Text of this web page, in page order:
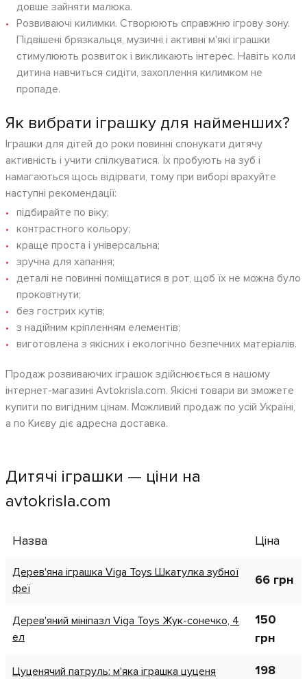
довше зайняти малюка.
Розвиваючі килимки. Створюють справжню ігрову зону.
Підвішені брязкальця, музичні і активні м'які іграшки
стимулюють розвиток і викликають інтерес. Навіть коли
дитина навчиться сидіти, захоплення килимком не
пропаде.
Як вибрати іграшку для найменших?
Іграшки для дітей до роки повинні спонукати дитячу
активність і учити спілкуватися. Їх пробують на зуб і
намагаються щось відірвати, тому при виборі врахуйте
наступні рекомендації:
підбирайте по віку;
контрастного кольору;
краще проста і універсальна;
зручна для хапання;
деталі не повинні поміщатися в рот, щоб їх не можна було
проковтнути;
без гострих кутів;
з надійним кріпленням елементів;
виготовлена з якісних і екологічно безпечних матеріалів.
Продаж розвиваючих іграшок здійснюється в нашому
інтернет-магазині Avtokrisla.com. Якісні товари ви зможете
купити по вигідним цінам. Можливий продаж по усій Україні,
а по Києву діє адресна доставка.
Дитячі іграшки — ціни на
avtokrisla.com
Назва Ціна
Дерев'яна іграшка Viga Toys Шкатулка зубної
феї
66 грн
Дерев'яний мініпазл Viga Toys Жук-сонечко, 4
ел
150
грн
Цуценячий патруль: м'яка іграшка цуценя
198